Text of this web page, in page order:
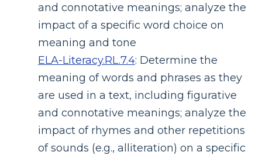
and connotative meanings; analyze the
impact of a specific word choice on
meaning and tone
ELA-Literacy.RL.7.4: Determine the
meaning of words and phrases as they
are used in a text, including figurative
and connotative meanings; analyze the
impact of rhymes and other repetitions
of sounds (e.g., alliteration) on a specific